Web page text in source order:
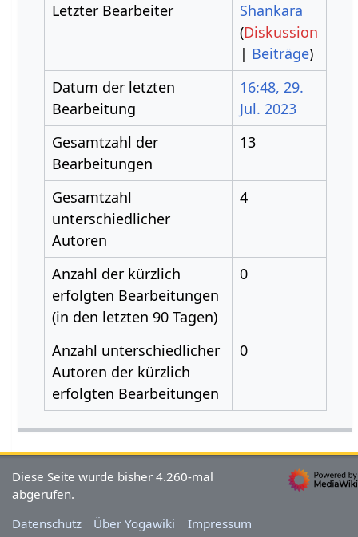
Letzter Bearbeiter
Shankara
(Diskussion
| Beiträge)
Datum der letzten
Bearbeitung
16:48, 29.
Jul. 2023
Gesamtzahl der
Bearbeitungen
13
Gesamtzahl
unterschiedlicher
Autoren
4
Anzahl der kürzlich
erfolgten Bearbeitungen
(in den letzten 90 Tagen)
0
Anzahl unterschiedlicher
Autoren der kürzlich
erfolgten Bearbeitungen
0
Diese Seite wurde bisher 4.260-mal
abgerufen.
Datenschutz
Über Yogawiki Impressum